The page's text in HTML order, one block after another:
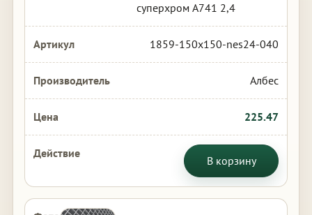
суперхром А741 2,4
1859-150x150-nes24-040
Албес
225.47
В корзину